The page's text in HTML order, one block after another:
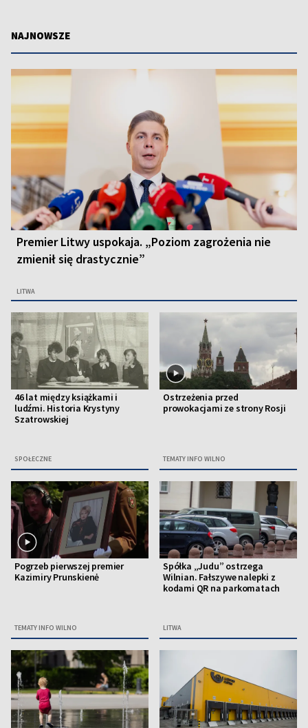
NAJNOWSZE
Premier Litwy uspokaja. „Poziom zagrożenia nie
zmienił się drastycznie”
LITWA
46 lat między książkami i
ludźmi. Historia Krystyny
Szatrowskiej
SPOŁECZNE
Ostrzeżenia przed
prowokacjami ze strony Rosji
TEMATY INFO WILNO
Pogrzeb pierwszej premier
Kazimiry Prunskienė
TEMATY INFO WILNO
Spółka „Judu” ostrzega
Wilnian. Fałszywe nalepki z
kodami QR na parkomatach
LITWA